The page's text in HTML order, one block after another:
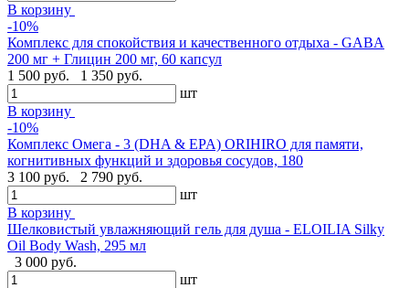
В корзину
-10%
Комплекс для спокойствия и качественного отдыха - GABA
200 мг + Глицин 200 мг, 60 капсул
1 500 руб.
1 350 руб.
шт
В корзину
-10%
Комплекс Омега - 3 (DHA & EPA) ORIHIRO для памяти,
когнитивных функций и здоровья сосудов, 180
3 100 руб.
2 790 руб.
шт
В корзину
Шелковистый увлажняющий гель для душа - ELOILIA Silky
Oil Body Wash, 295 мл
3 000 руб.
шт